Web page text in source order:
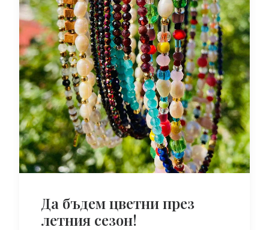
Да бъдем цветни през
летния сезон!